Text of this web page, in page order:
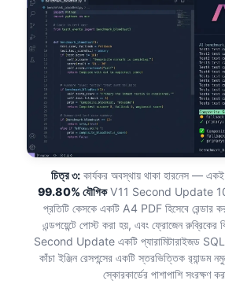
চিত্র ৩: কার্যকর অবস্থায় থাকা হারনেস — একই
99.80% যৌগিকV11 Second Update
প্রতিটি কেসকে একটি A4 PDF হিসেবে রেন্ডার
এন্ডপয়েন্টে পোস্ট করা হয়, এবং ফ্রোজেন রুব্রিকের
Second Update একটি প্যারামিটারাইজড
কাঁচা ইঞ্জিন রেসপন্সের একটি স্তরভিত্তিক র‍্যান্ডম
স্কোরকার্ডের পাশাপাশি সংরক্ষণ
日本語
Čeština
ქართული
Русский
Polski
한국어
Slovenščina
Magyar
Shqip